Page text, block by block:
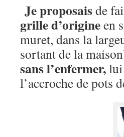
Je proposaisde
grille d’origineen
muret, dans la
sortant de la
sans l’enfermer,
l’accroche de pots